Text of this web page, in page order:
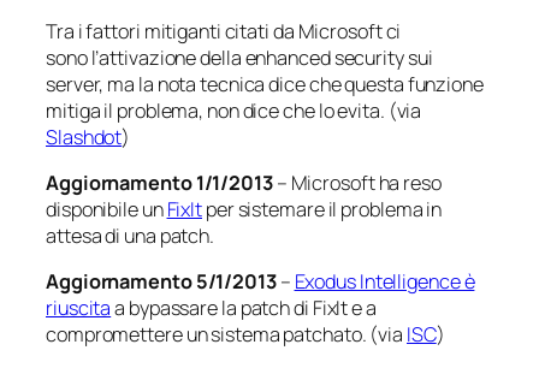
Tra i fattori mitiganti citati da Microsoft ci
sono l’attivazione dellaenhanced securitysui
server, ma la nota tecnica dice che questa funzione
mitiga il problema, non dice che lo evita. (via
Slashdot)
Aggiornamento 1/1/2013– Microsoft ha reso
disponibile unFixItper sistemare il problema in
attesa di una patch.
Aggiornamento 5/1/2013– Exodus Intelligence è
riuscitaa bypassare la patch di FixIt e a
compromettere un sistema patchato. (via ISC)